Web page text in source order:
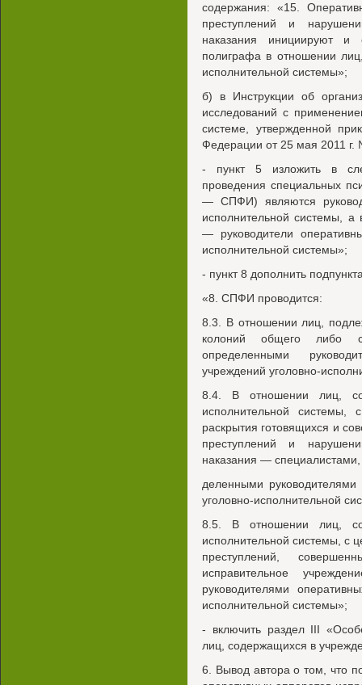
содержания: «15.
преступлений и
наказания инициируют и
полиграфа в отношении
исполнительной системы»;
б) в Инструкции об
исследований с
системе, утвержденной
Федерации от 25 мая 2011
- пункт 5 изложить в
проведения специальных
— СПФИ) являются
исполнительной системы,
— руководители
исполнительной системы»;
- пункт 8 дополнить
«8. СПФИ проводится:
8.3. В отношении лиц,
колоний общего либо
определенными
учреждений уголовно-
8.4. В отношении лиц,
исполнительной
раскрытия готовящихся и
преступлений и
наказания —
деленными
уголовно-исполнительной
8.5. В отношении лиц,
исполнительной системы, с
преступлений,
исправительное
руководителями
исполнительной системы»;
- включить раздел III
лиц, содержащихся в
6. Вывод автора о том, что